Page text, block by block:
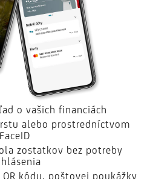
o vašich financiách
alebo prostredníctvom
FaceID
zostatkov bez potreby
kódu, poštovej poukážky